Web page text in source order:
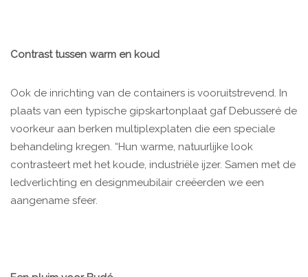
Contrast tussen warm en koud
Ook de inrichting van de containers is vooruitstrevend. In
plaats van een typische gipskartonplaat gaf Debusseré de
voorkeur aan berken multiplexplaten die een speciale
behandeling kregen. “Hun warme, natuurlijke look
contrasteert met het koude, industriële ijzer. Samen met de
ledverlichting en designmeubilair creëerden we een
aangename sfeer.